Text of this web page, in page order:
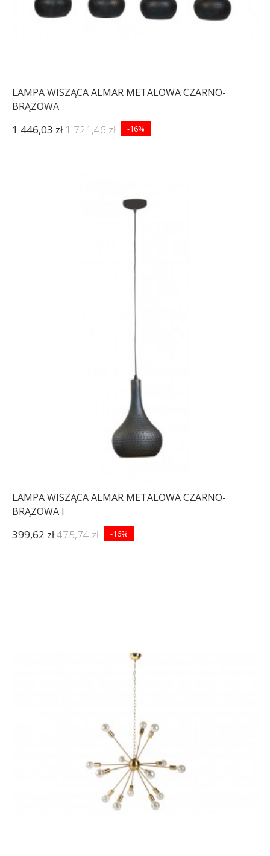
LAMPA WISZĄCA ALMAR METALOWA CZARNO-
BRĄZOWA
1 446,03 zł1 721,46 zł -16%
LAMPA WISZĄCA ALMAR METALOWA CZARNO-
BRĄZOWA I
399,62 zł475,74 zł -16%